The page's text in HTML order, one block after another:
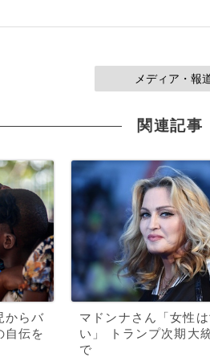
メディア・報
関連記事
からバ
自伝を
マドンナさん「女性
い」 トランプ次期大
で